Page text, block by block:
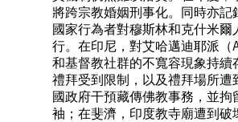
將跨宗教婚姻刑事化。同時亦記
國家行為者對穆斯林和克什米爾
行。在印尼，對艾哈邁迪耶派（
和基督教社群的不寬容現象持續
禮拜受到限制，以及禮拜場所遭
國政府干預藏傳佛教事務，並拘
袖；在斐濟，印度教寺廟遭到破